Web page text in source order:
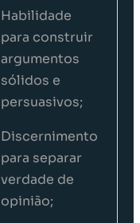
Habilidade
para construir
argumentos
sólidos e
persuasivos;
Discernimento
para separar
verdade de
opinião;